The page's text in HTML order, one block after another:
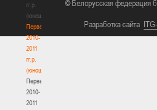
гг.р.
(юноши)
Первенство
2010-
2011
гг.р.
(юноши)
Первенство
2010-
2011
© Белорусская федерация
Разработка сайта